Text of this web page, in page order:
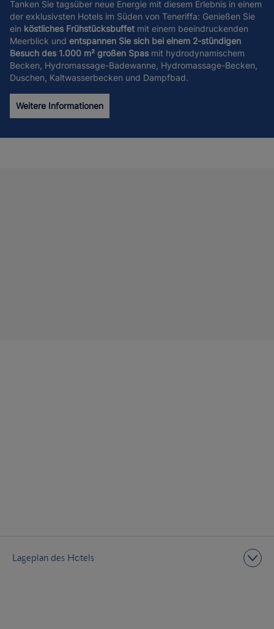
Tanken Sie tagsüber neue Energie mit diesem Erlebnis in einem
der exklusivsten Hotels im Süden von Teneriffa: Genießen Sie
ein köstliches Frühstücksbuffet mit einem beeindruckenden
Meerblick und entspannen Sie sich bei einem 2-stündigen
Besuch des 1.000 m² großen Spas mit hydrodynamischem
Becken, Hydromassage-Badewanne, Hydromassage-Becken,
Duschen, Kaltwasserbecken und Dampfbad.
Weitere Informationen
Lageplan des Hotels